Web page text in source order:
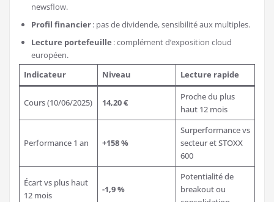
newsflow.
Profil financier: pas de dividende, sensibilité aux multiples.
Lecture portefeuille : complément d’exposition cloud
européen.
Indicateur
Niveau Lecture rapide
Cours (10/06/2025) 14,20 €
Proche du plus
haut 12 mois
Performance 1 an +158 %
Surperformance vs
secteur et STOXX
600
Écart vs plus haut
12 mois
-1,9 %
Potentialité de
breakout ou